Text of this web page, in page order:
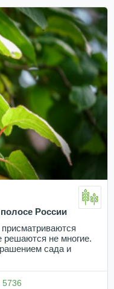
России
присматриваются
решаются не многие.
сада и
5736